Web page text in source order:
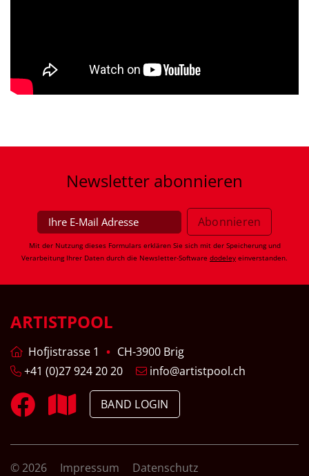
Newsletter abonnieren
Mit der Nutzung dieses Formulars erklären Sie sich mit der Speicherung und
Verarbeitung Ihrer Daten durch die Newsletter-Software dodeley einverstanden.
ARTISTPOOL
Hofjistrasse 1
CH-3900 Brig
+41 (0)27 924 20 20
info@artistpool.ch
BAND LOGIN
© 2026 Impressum Datenschutz